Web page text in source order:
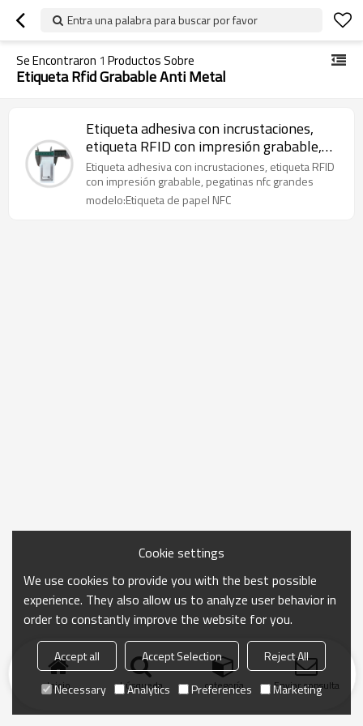
Entra una palabra para buscar por favor
Se Encontraron 1 Productos Sobre
Etiqueta Rfid Grabable Anti Metal
Etiqueta adhesiva con incrustaciones,
etiqueta RFID con impresión grabable,
pegatinas NFC grandes, chip 215
Etiqueta adhesiva con incrustaciones, etiqueta RFID
con impresión grabable, pegatinas nfc grandes
modelo:Etiqueta de papel NFC
Inicio búsqueda categoría Enviar consulta
Cookie settings
We use cookies to provide you with the best possible
experience. They also allow us to analyze user behavior in
order to constantly improve the website for you.
Accept all Accept Selection
Reject All
Necessary
Analytics Preferences Marketing